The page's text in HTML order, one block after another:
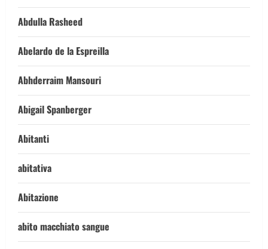
Abdulla Rasheed
Abelardo de la Espreilla
Abhderraim Mansouri
Abigail Spanberger
Abitanti
abitativa
Abitazione
abito macchiato sangue